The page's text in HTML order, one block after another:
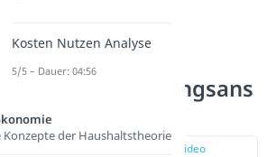
Internalisierungsans
ätze
zur Stelle im Video
Kosten Nutzen Analyse
5/5 – Dauer: 04:56
Konzepte der Haushaltstheorie